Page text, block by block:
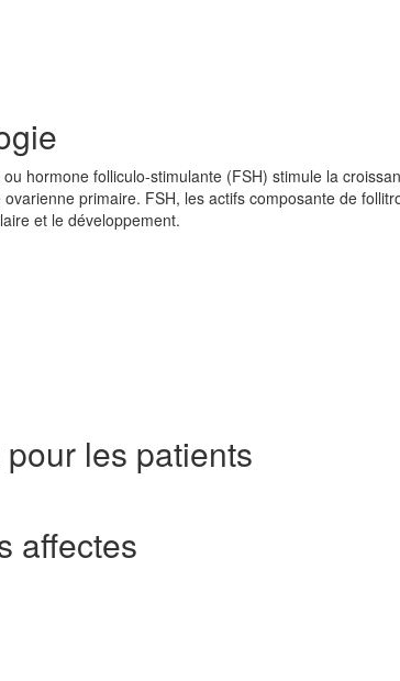
hormone folliculo-stimulante (FSH) stimule la
primaire. FSH, les actifs composante de
et le développement.
les patients
affectes